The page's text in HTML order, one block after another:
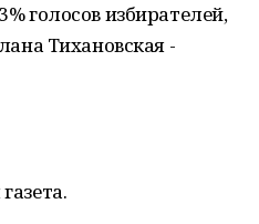
голосов избирателей,
Тихановская -